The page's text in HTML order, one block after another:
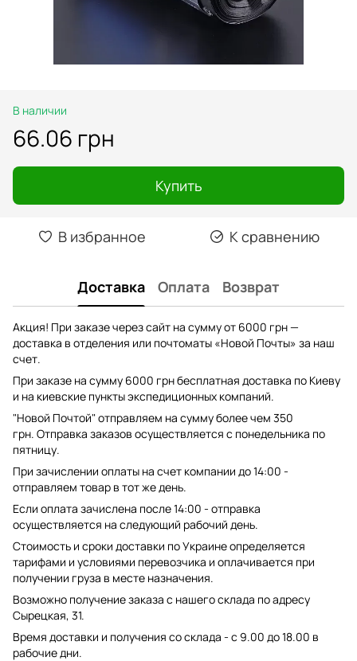
В наличии
66.06 грн
Купить
В избранное К сравнению
Доставка Оплата Возврат
Акция! При заказе через сайт на сумму от 6000 грн —
доставка в отделения или почтоматы «Новой Почты» за наш
счет.
При заказе на сумму 6000 грн бесплатная доставка по Киеву
и на киевские пункты экспедиционных компаний.
"Новой Почтой" отправляем на сумму более чем 350
грн. Отправка заказов осуществляется с понедельника по
пятницу.
При зачислении оплаты на счет компании до 14:00 -
отправляем товар в тот же день.
Если оплата зачислена после 14:00 - отправка
осуществляется на следующий рабочий день.
Стоимость и сроки доставки по Украине определяется
тарифами и условиями перевозчика и оплачивается при
получении груза в месте назначения.
Возможно получение заказа с нашего склада по адресу
Сырецкая, 31.
Время доставки и получения со склада - с 9.00 до 18.00 в
рабочие дни.